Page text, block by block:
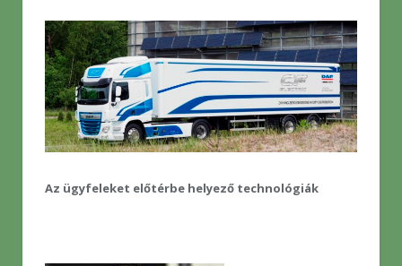
Az ügyfeleket előtérbe helyező technológiák